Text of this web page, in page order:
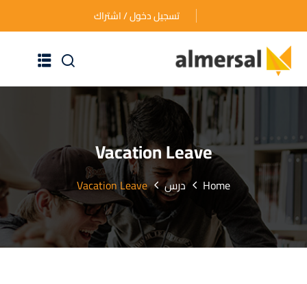
تسجيل دخول / اشتراك
الرئيسية
عن الأكاديمية
دوراتنا التدريبية
الأسئلة المتكررة
اتصل بنا
Vacation Leave
Home درس Vacation Leave